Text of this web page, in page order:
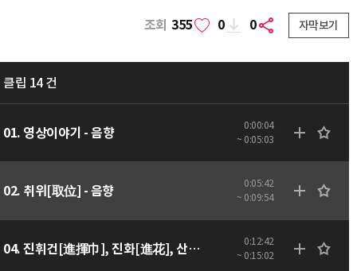
조회 355 0 0 자막보기
클립 14 건
01. 영상이야기 - 음향
0:00:04
~ 0:05:03
02. 취위[取位] - 음향
0:05:42
~ 0:09:54
04. 진휘건[進揮巾], 진화[進花], 산화[散花] - 음향
0:12:42
~ 0:15:02